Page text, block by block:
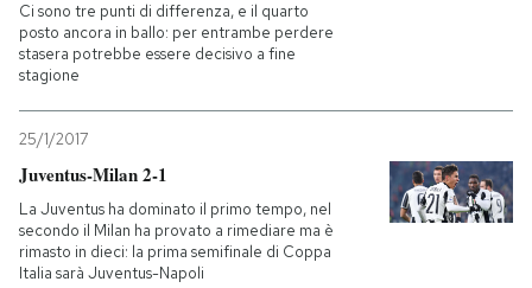
Ci sono tre punti di differenza, e il quarto
posto ancora in ballo: per entrambe perdere
stasera potrebbe essere decisivo a fine
stagione
25/1/2017
Juventus-Milan 2-1
La Juventus ha dominato il primo tempo, nel
secondo il Milan ha provato a rimediare ma è
rimasto in dieci: la prima semifinale di Coppa
Italia sarà Juventus-Napoli